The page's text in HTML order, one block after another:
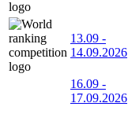
13.09 -
14.09.2026
16.09 -
17.09.2026